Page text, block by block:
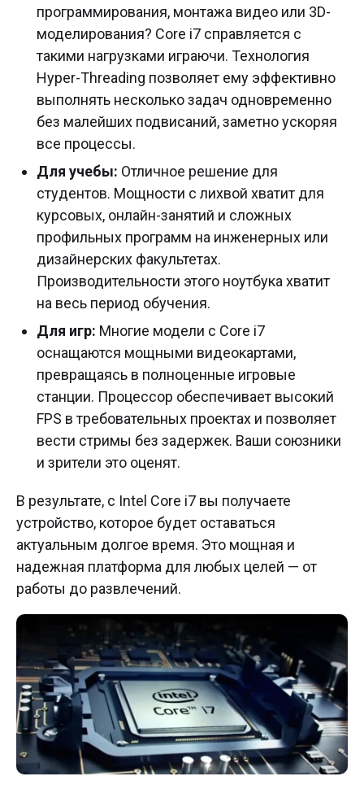
программирования, монтажа видео или 3D-
моделирования? Core i7 справляется с
такими нагрузками играючи. Технология
Hyper-Threading позволяет ему эффективно
выполнять несколько задач одновременно
без малейших подвисаний, заметно ускоряя
все процессы.
Для учебы: Отличное решение для
студентов. Мощности с лихвой хватит для
курсовых, онлайн-занятий и сложных
профильных программ на инженерных или
дизайнерских факультетах.
Производительности этого ноутбука хватит
на весь период обучения.
Для игр: Многие модели с Core i7
оснащаются мощными видеокартами,
превращаясь в полноценные игровые
станции. Процессор обеспечивает высокий
FPS в требовательных проектах и позволяет
вести стримы без задержек. Ваши союзники
и зрители это оценят.
В результате, с Intel Core i7 вы получаете
устройство, которое будет оставаться
актуальным долгое время. Это мощная и
надежная платформа для любых целей — от
работы до развлечений.